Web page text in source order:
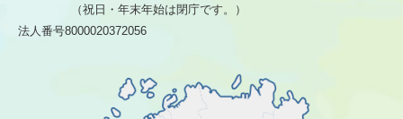
（祝日・年末年始は閉庁です。）
法人番号8000020372056